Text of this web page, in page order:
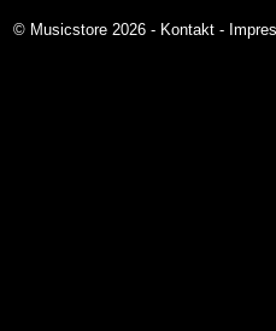
© Musicstore 2026 - Kontakt -